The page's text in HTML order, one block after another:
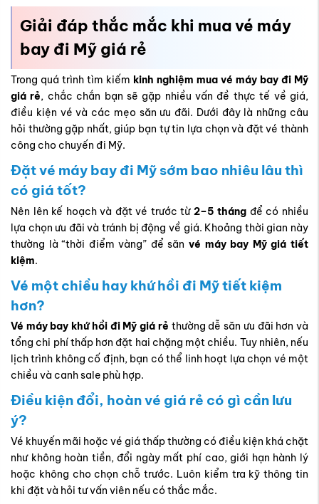
Giải đáp thắc mắc khi mua vé máy
bay đi Mỹ giá rẻ
Trong quá trình tìm kiếm kinh nghiệm mua vé máy bay đi Mỹ
giá rẻ, chắc chắn bạn sẽ gặp nhiều vấn đề thực tế về giá,
điều kiện vé và các mẹo săn ưu đãi. Dưới đây là những câu
hỏi thường gặp nhất, giúp bạn tự tin lựa chọn và đặt vé thành
công cho chuyến đi Mỹ.
Đặt vé máy bay đi Mỹ sớm bao nhiêu lâu thì
có giá tốt?
Nên lên kế hoạch và đặt vé trước từ 2–5 tháng để có nhiều
lựa chọn ưu đãi và tránh bị động về giá. Khoảng thời gian này
thường là “thời điểm vàng” để sănvé máy bay Mỹ giá tiết
kiệm.
Vé một chiều hay khứ hồi đi Mỹ tiết kiệm
hơn?
Vé máy bay khứ hồi đi Mỹ giá rẻ thường dễ săn ưu đãi hơn và
tổng chi phí thấp hơn đặt hai chặng một chiều. Tuy nhiên, nếu
lịch trình không cố định, bạn có thể linh hoạt lựa chọn vé một
chiều và canh sale phù hợp.
Điều kiện đổi, hoàn vé giá rẻ có gì cần lưu
ý?
Vé khuyến mãi hoặc vé giá thấp thường có điều kiện khá chặt
như không hoàn tiền, đổi ngày mất phí cao, giới hạn hành lý
hoặc không cho chọn chỗ trước. Luôn kiểm tra kỹ thông tin
khi đặt và hỏi tư vấn viên nếu có thắc mắc.